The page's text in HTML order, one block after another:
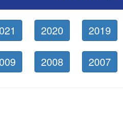
2020 2019
2008 2007